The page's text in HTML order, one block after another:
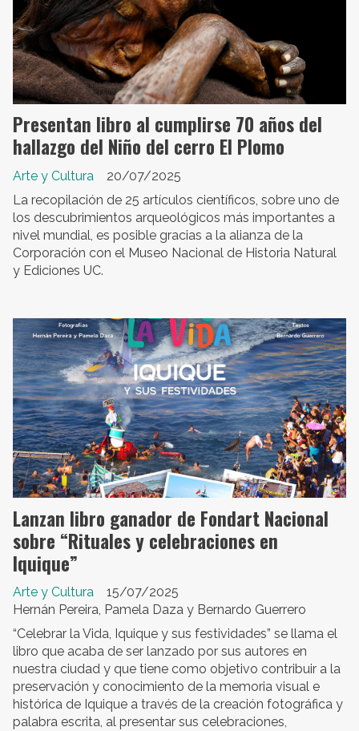
Presentan libro al cumplirse 70 años del
hallazgo del Niño del cerro El Plomo
Arte y Cultura
20/07/2025
La recopilación de 25 artículos científicos, sobre uno de
los descubrimientos arqueológicos más importantes a
nivel mundial, es posible gracias a la alianza de la
Corporación con el Museo Nacional de Historia Natural
y Ediciones UC.
Lanzan libro ganador de Fondart Nacional
sobre “Rituales y celebraciones en
Iquique”
Hernán Pereira, Pamela Daza y Bernardo Guerrero
Arte y Cultura 15/07/2025
“Celebrar la Vida, Iquique y sus festividades” se llama el
libro que acaba de ser lanzado por sus autores en
nuestra ciudad y que tiene como objetivo contribuir a la
preservación y conocimiento de la memoria visual e
histórica de Iquique a través de la creación fotográfica y
palabra escrita, al presentar sus celebraciones,